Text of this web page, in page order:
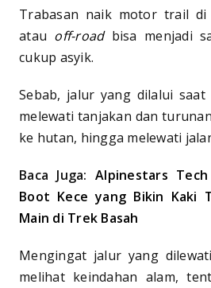
Trabasan naik motor trail
atau off-roadbisa menjadi
cukup asyik.
Sebab, jalur yang dilalui
melewati tanjakan dan
ke hutan, hingga melewati
Baca Juga: Alpinestars
Boot Kece yang Bikin Kaki
Main di Trek Basah
Mengingat jalur yang
melihat keindahan alam,